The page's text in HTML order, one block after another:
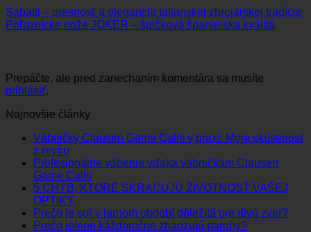
Sabatti – presnosť a elegancia talianskej zbrojárskej tradície
Poľovnícke nože JOKER – špičková španielska kvalita
Prepáčte, ale pred zanechaním komentára sa musíte
prihlásiť.
Najnovšie články
Vábničky Clausen Game Calls v praxi: Moja skúsenosť
z revíru
komentáre
na
Vábničky
Clausen
Game
Calls
Profesionálne vábenie vďaka vábničkám Clausen
Game CallsŽiadne
komentáre
Profesionálne
vábenie
5 CHÝB, KTORÉ SKRACUJÚ ŽIVOTNOSŤ VAŠEJ
OPTIKY
komentáre
na
Prečo je soľ v jarnom období dôležitá pre divú zver?
Prečo jelene každoročne zhadzujú parohy?Žiadne